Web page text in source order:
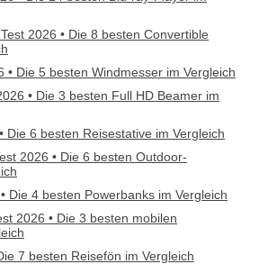
2026 • Die 8 besten Convertible
• Die 5 besten Windmesser im Vergleich
• Die 3 besten Full HD Beamer im
Die 6 besten Reisestative im Vergleich
2026 • Die 6 besten Outdoor-
Die 4 besten Powerbanks im Vergleich
2026 • Die 3 besten mobilen
7 besten Reisefön im Vergleich